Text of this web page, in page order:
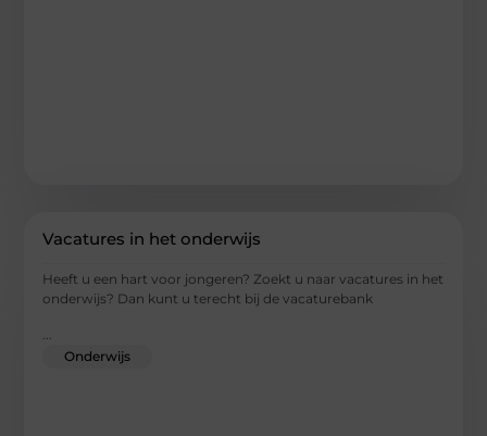
Vacatures in het onderwijs
Heeft u een hart voor jongeren? Zoekt u naar vacatures in het
onderwijs? Dan kunt u terecht bij de vacaturebank
Onderwijs